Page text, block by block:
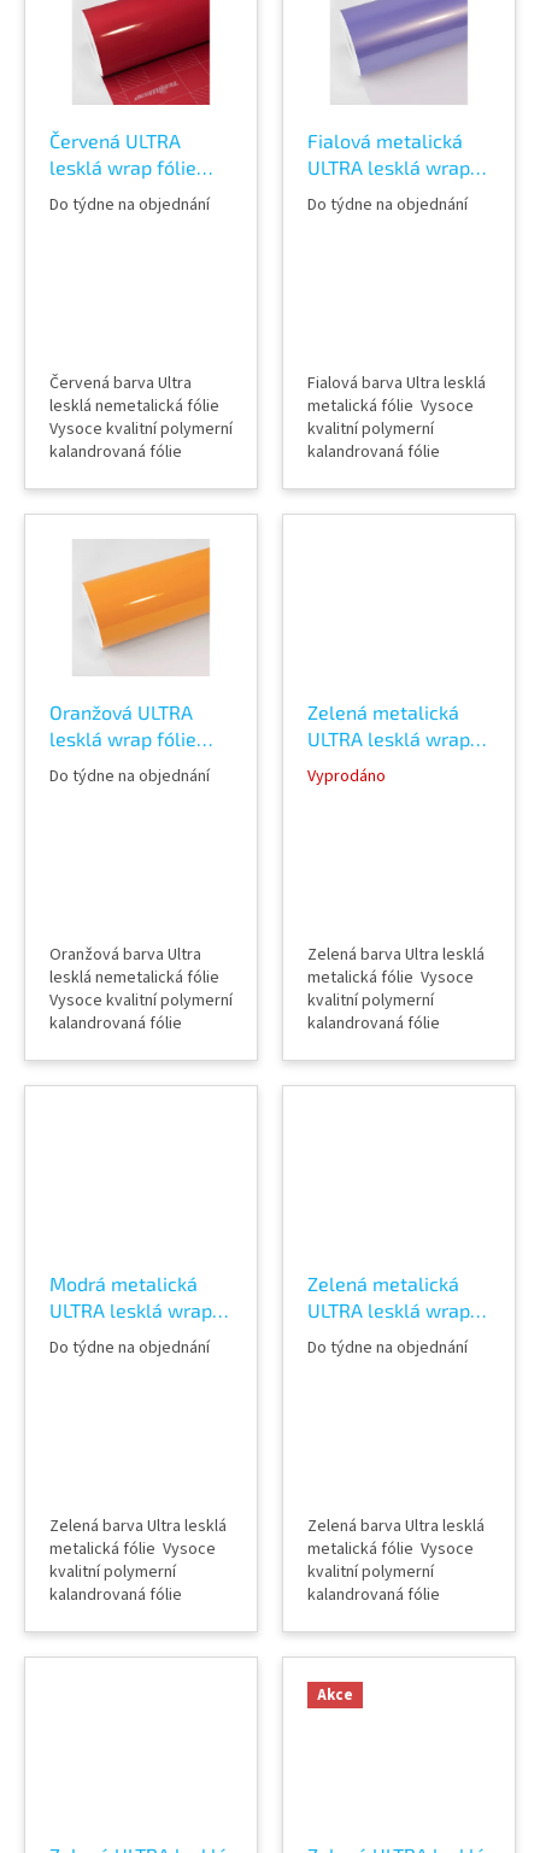
Červená ULTRA
lesklá wrap fólie
TeckWrap Rouge
Red CG17-HD
Do týdne na objednání
Červená barva Ultra
lesklá nemetalická fólie
Vysoce kvalitní polymerní
kalandrovaná fólie
(odvodem vzduchu) Šířka
role 152 cm Délka návinu
role 18 m Vzorky fólií k
vidění v AWF STORE
Praha 8, případně
objednat vzorkovník
TeckWrap
Fialová metalická
ULTRA lesklá wrap
fólie TeckWrap
Royal Purple SL07-
Do týdne na objednání
Fialová barva Ultra lesklá
metalická fólie Vysoce
kvalitní polymerní
kalandrovaná fólie
(odvodem vzduchu) Šířka
role 152 cm Délka návinu
Oranžová ULTRA
lesklá wrap fólie
TeckWrap Papaya
Orange CG54-HD
Do týdne na objednání
Oranžová barva Ultra
lesklá nemetalická fólie
Vysoce kvalitní polymerní
kalandrovaná fólie
(odvodem vzduchu) Šířka
role 152 cm Délka návinu
Zelená metalická
ULTRA lesklá wrap
fólie TeckWrap
Phantom Green
Vyprodáno
Zelená barva Ultra lesklá
metalická fólie Vysoce
kvalitní polymerní
kalandrovaná fólie
(odvodem vzduchu) Šířka
role 152 cm Délka návinu
Modrá metalická
ULTRA lesklá wrap
fólie TeckWrap
Palladian Blue
Do týdne na objednání
Zelená barva Ultra lesklá
metalická fólie Vysoce
kvalitní polymerní
kalandrovaná fólie
(odvodem vzduchu) Šířka
role 152 cm Délka návinu
Zelená metalická
ULTRA lesklá wrap
fólie TeckWrap
Wilderness Green
Do týdne na objednání
Zelená barva Ultra lesklá
metalická fólie Vysoce
kvalitní polymerní
kalandrovaná fólie
(odvodem vzduchu) Šířka
role 152 cm Délka návinu
role 18 m Vzorky fólií k
vidění v AWF STORE
Akce